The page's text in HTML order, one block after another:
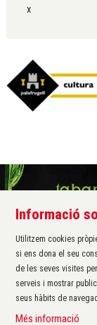
x
Àrea de cultura
Carrer Santa
17200 Palafrugell
972 611 172 ·
Sitemap | Avís Legal
Informació
Utilitzem cookies
si ens dona el seu
de les seves visites
serveis i mostrar
seus hàbits de
Més informació